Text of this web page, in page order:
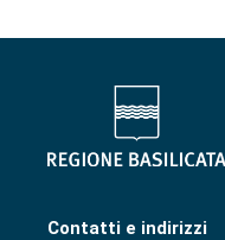
Contatti e indirizzi